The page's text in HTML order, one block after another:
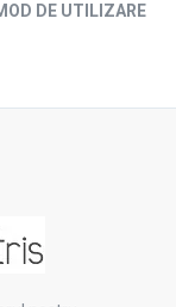
DE UTILIZARE